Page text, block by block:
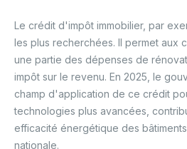
Le crédit d'impôt immobilier, par
les plus recherchées. Il permet aux
une partie des dépenses de
impôt sur le revenu. En 2025, le
champ d'application de ce crédit
technologies plus avancées,
efficacité énergétique des
nationale.